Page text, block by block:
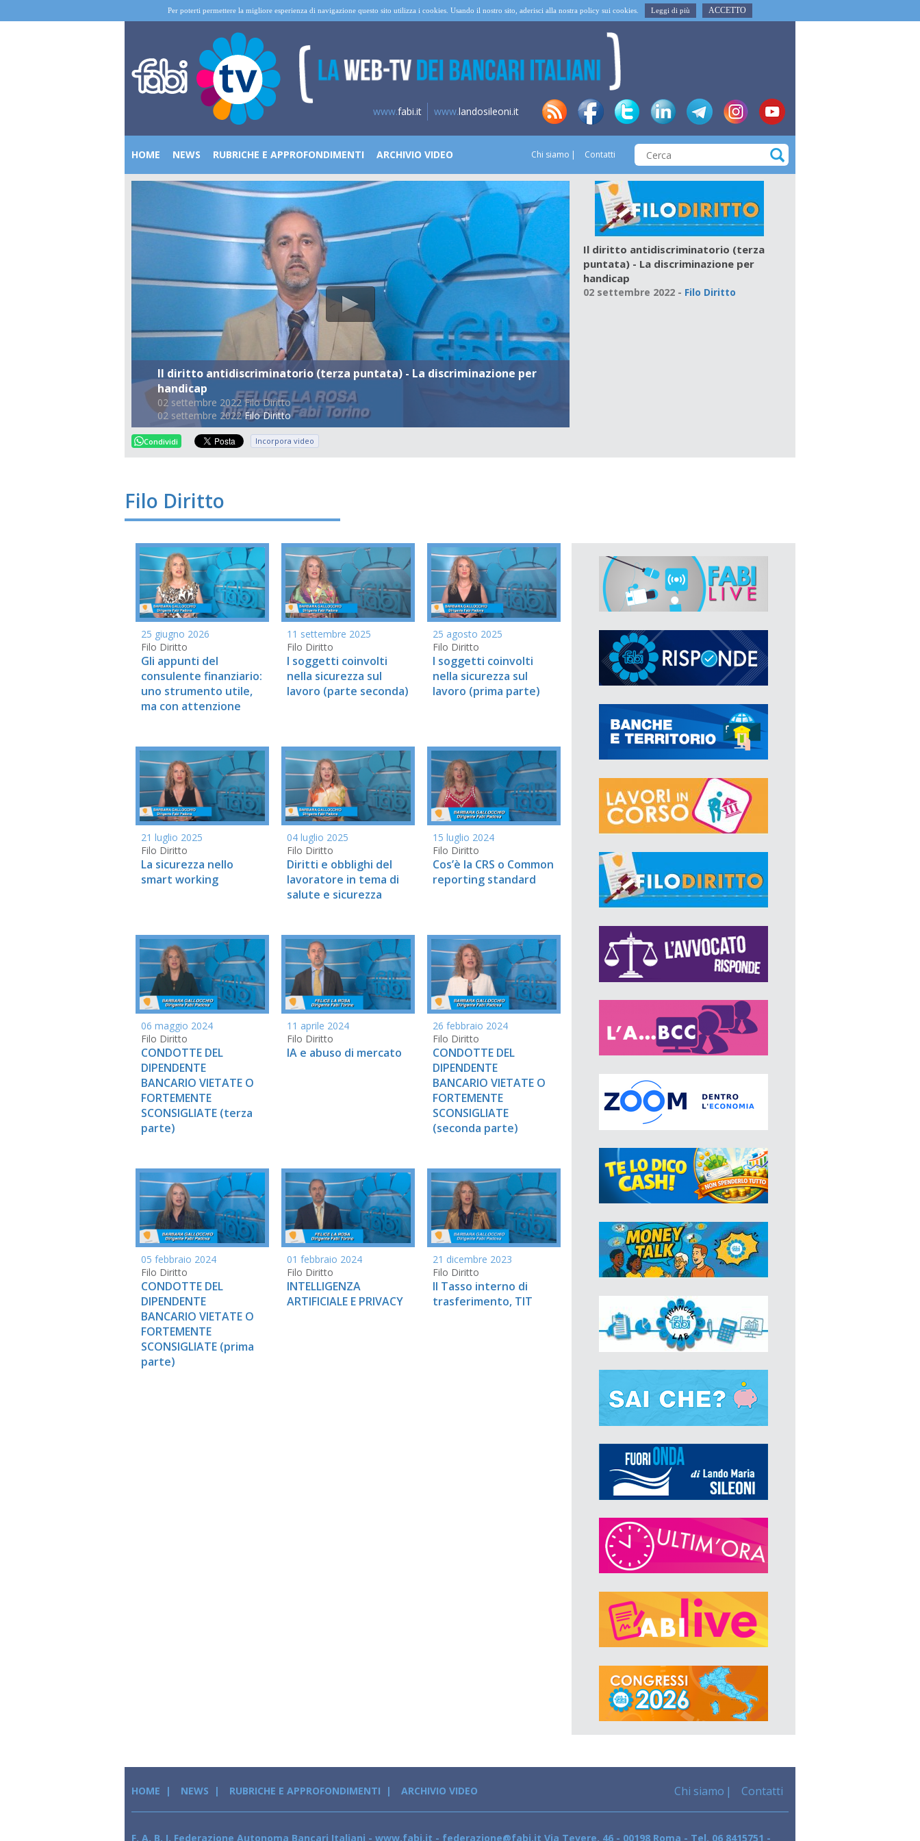
Per poterti permettere la migliore esperienza di navigazione questo sito utilizza i cookies. Usando il nostro sito, aderisci alla nostra policy sui cookies. Leggi di più ACCETTO
www.fabi.it www.landosileoni.it
HOME NEWS RUBRICHE E APPROFONDIMENTI ARCHIVIO VIDEO Chi siamo Contatti
Il diritto antidiscriminatorio (terza puntata) - La discriminazione per
handicap
02 settembre 2022 Filo Diritto
02 settembre 2022 Filo Diritto
Il diritto antidiscriminatorio (terza
puntata) - La discriminazione per
handicap
02 settembre 2022 - Filo Diritto
Condividi Incorpora video
Filo Diritto
25 giugno 2026
Filo Diritto
Gli appunti del
consulente finanziario:
uno strumento utile,
ma con attenzione
11 settembre 2025
Filo Diritto
I soggetti coinvolti
nella sicurezza sul
lavoro (parte seconda)
25 agosto 2025
Filo Diritto
I soggetti coinvolti
nella sicurezza sul
lavoro (prima parte)
21 luglio 2025
Filo Diritto
La sicurezza nello
smart working
04 luglio 2025
Filo Diritto
Diritti e obblighi del
lavoratore in tema di
salute e sicurezza
15 luglio 2024
Filo Diritto
Cos’è la CRS o Common
reporting standard
06 maggio 2024
Filo Diritto
CONDOTTE DEL
DIPENDENTE
BANCARIO VIETATE O
FORTEMENTE
SCONSIGLIATE (terza
parte)
11 aprile 2024
Filo Diritto
IA e abuso di mercato
26 febbraio 2024
Filo Diritto
CONDOTTE DEL
DIPENDENTE
BANCARIO VIETATE O
FORTEMENTE
SCONSIGLIATE
(seconda parte)
05 febbraio 2024
Filo Diritto
CONDOTTE DEL
DIPENDENTE
BANCARIO VIETATE O
FORTEMENTE
SCONSIGLIATE (prima
parte)
01 febbraio 2024
Filo Diritto
INTELLIGENZA
ARTIFICIALE E PRIVACY
21 dicembre 2023
Filo Diritto
Il Tasso interno di
trasferimento, TIT
HOME NEWS RUBRICHE E APPROFONDIMENTI ARCHIVIO VIDEO Chi siamo Contatti
F. A. B. I. Federazione Autonoma Bancari Italiani - www.fabi.it - federazione@fabi.it Via Tevere, 46 - 00198 Roma - Tel. 06 8415751 -